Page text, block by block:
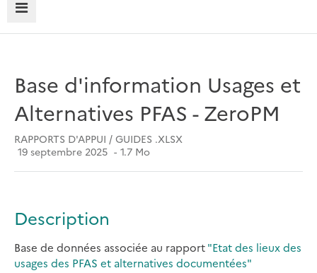
MENU
Base d'information Usages et
Alternatives PFAS - ZeroPM
RAPPORTS D'APPUI / GUIDES .XLSX
19 septembre 2025
1.7 Mo
Description
Base de données associée au rapport"Etat des lieux des
usages des PFAS et alternatives documentées"